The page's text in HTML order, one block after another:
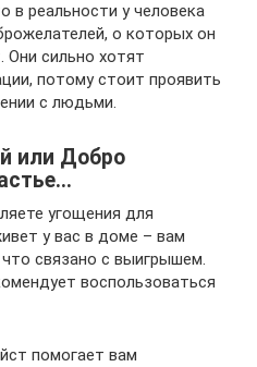
в реальности у человека
о которых он
Они сильно хотят
потому стоит проявить
с людьми.
или Добро
угощения для
у вас в доме – вам
связано с выигрышем.
воспользоваться
помогает вам